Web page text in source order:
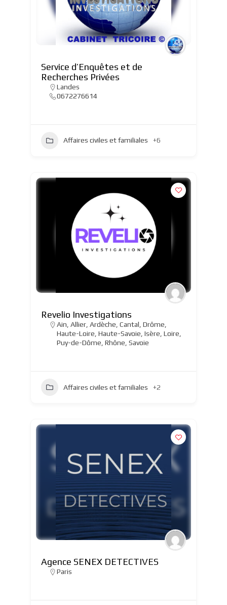
Service d’Enquêtes et de
Recherches Privées
Landes
0672276614
Affaires civiles et familiales +6
Revelio Investigations
Ain Allier, Ardèche Cantal Drôme
Haute-Loire Haute-Savoie Isère Loire
Puy-de-Dôme Rhône Savoie
Affaires civiles et familiales +2
Agence SENEX DETECTIVES
Paris